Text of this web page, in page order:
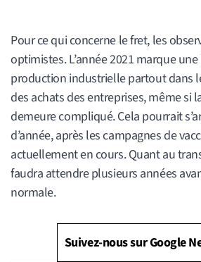
Pour ce qui concerne le fret, les
optimistes. L’année 2021 marque
production industrielle partout dans
des achats des entreprises, même si
demeure compliqué. Cela pourrait
d’année, après les campagnes de
actuellement en cours. Quant au
faudra attendre plusieurs années
normale.
Suivez-nous sur Google